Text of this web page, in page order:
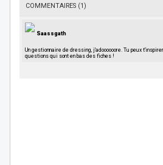
COMMENTAIRES (1)
Saassgath
Un gestionnaire de dressing, j'adoooooore. Tu peux
questions qui sont en bas des fiches !